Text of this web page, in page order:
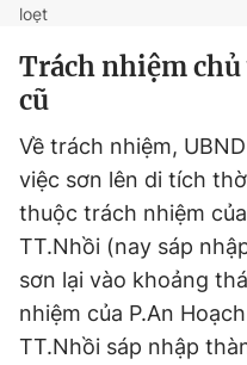
loẹt
Trách nhiệm
cũ
Về trách nhiệm,
việc sơn lên di tích
thuộc trách nhiệm
TT.Nhồi (nay sáp
sơn lại vào khoảng
nhiệm của P.An
TT.Nhồi sáp nhập